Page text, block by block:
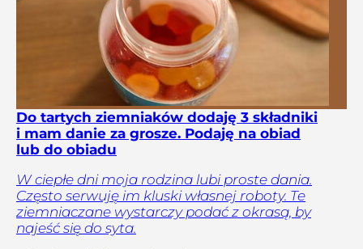
Do tartych ziemniaków dodaję 3 składniki
i mam danie za grosze. Podaję na obiad
lub do obiadu
W ciepłe dni moja rodzina lubi proste dania.
Często serwuję im kluski własnej roboty. Te
ziemniaczane wystarczy podać z okrasą, by
najeść się do syta.